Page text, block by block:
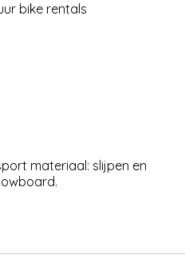
bike rentals
materiaal: slijpen en